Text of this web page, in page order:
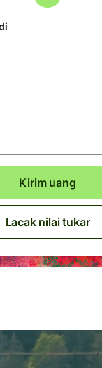
Kirim uang
Lacak nilai tukar